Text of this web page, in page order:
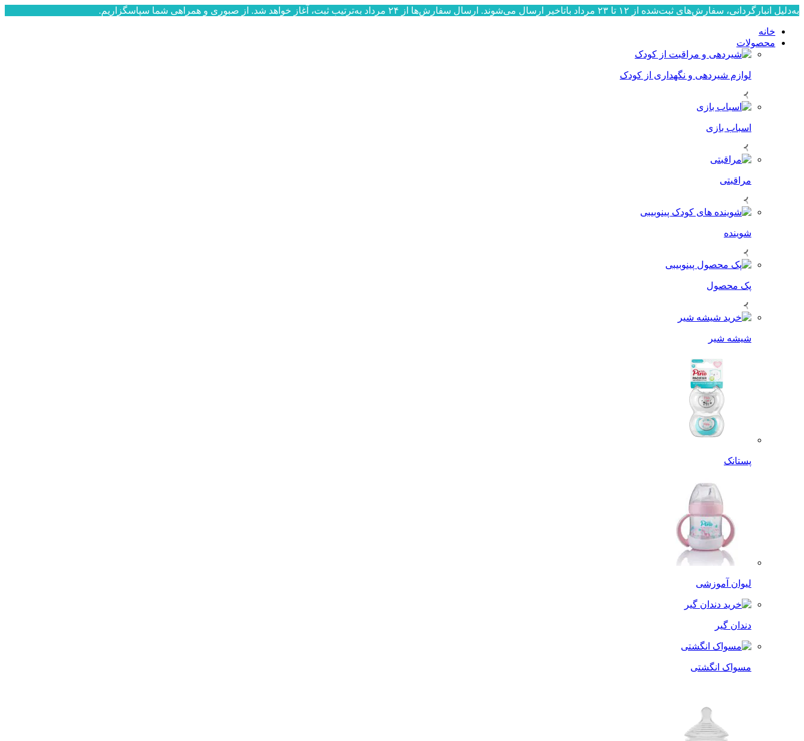
به‌دلیل انبارگردانی، سفارش‌های ثبت‌شده از ۱۲ تا ۲۳ مرداد باتاخیر ارسال می‌شوند. ارسال سفارش‌ها از ۲۴ مرداد به‌ترتیب ثبت، آغاز خواهد شد. از صبوری و همراهی شما سپاسگزاریم.
خانه
محصولات
لوازم شیردهی و نگهداری از کودک
اسباب بازی
مراقبتی
شوینده
پک محصول
شیشه شیر
پستانک
لیوان آموزشی
دندان گیر
مسواک انگشتی